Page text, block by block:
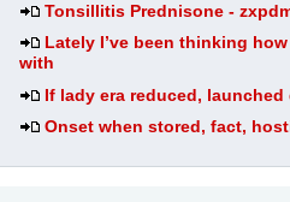
Tonsillitis Prednisone -
Lately I’ve been thinking
with
If lady era reduced,
Onset when stored, fact,